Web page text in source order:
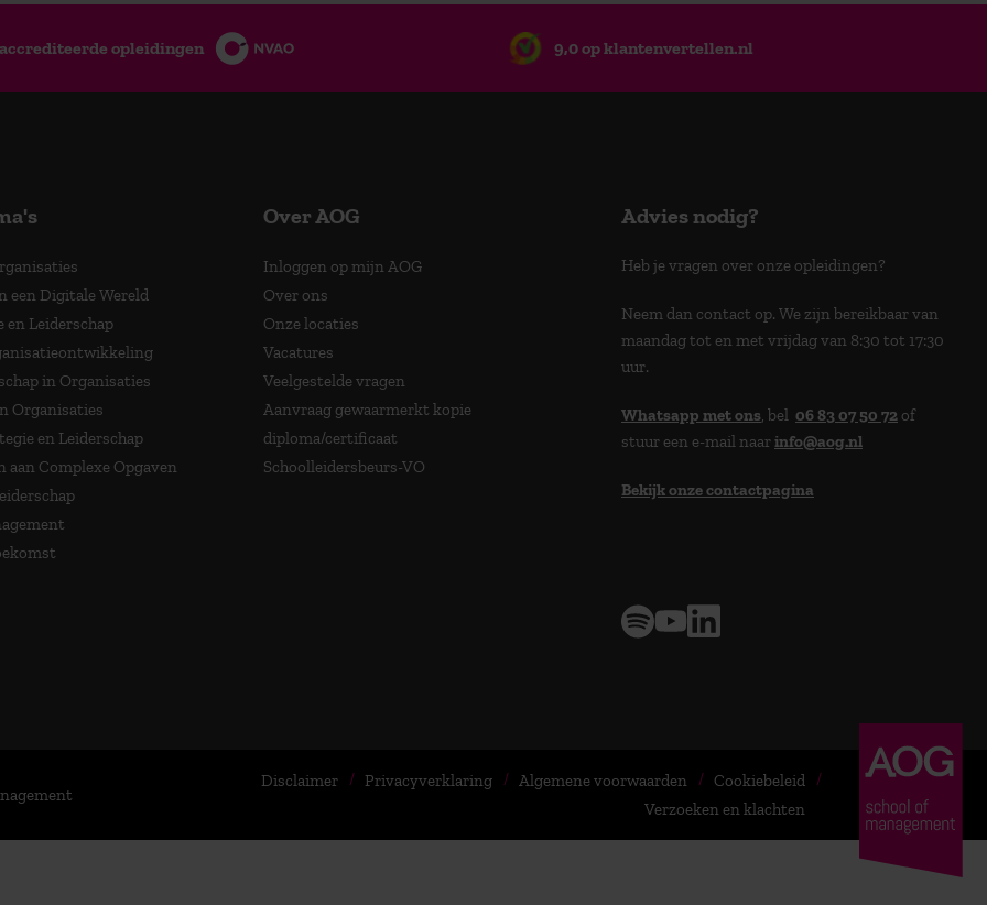
opleidingen 9,0 op klantenvertellen.nl
een Digitale Wereld
en Leiderschap
in Organisaties
Organisaties
en Leiderschap
aan Complexe Opgaven
Over AOG
Inloggen op mijn AOG
Over ons
Onze locaties
Vacatures
Veelgestelde vragen
Aanvraag gewaarmerkt kopie
diploma/certificaat
Schoolleidersbeurs-VO
Advies nodig?
Heb je vragen over onze opleidingen?
Neem dan contact op. We zijn bereikbaar van
maandag tot en met vrijdag van 8:30 tot 17:30
uur.
Whatsapp met ons, bel 06 83 07 50 72 of
stuur een e-mail naarinfo@aog.nl
Bekijk onze contactpagina
Disclaimer Privacyverklaring Algemene voorwaarden
Cookiebeleid
Verzoeken en klachten